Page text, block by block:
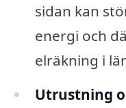
sidan kan
energi och
elräkning i
Utrustning